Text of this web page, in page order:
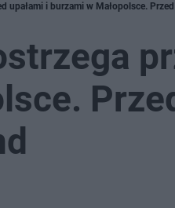
upałami i burzami w Małopolsce.